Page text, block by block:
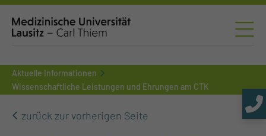
Aktuelle Informationen
Wissenschaftliche Leistungen und Ehrungen am CTK
zurück zur vorherigen Seite